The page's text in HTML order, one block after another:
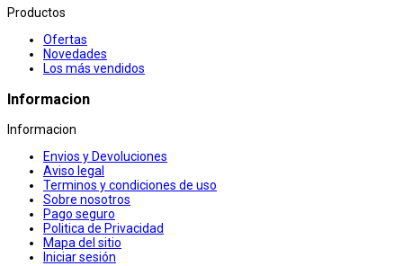
Productos
Ofertas
Novedades
Los más vendidos
Informacion
Informacion
Envios y Devoluciones
Aviso legal
Terminos y condiciones de uso
Sobre nosotros
Pago seguro
Politica de Privacidad
Mapa del sitio
Iniciar sesión